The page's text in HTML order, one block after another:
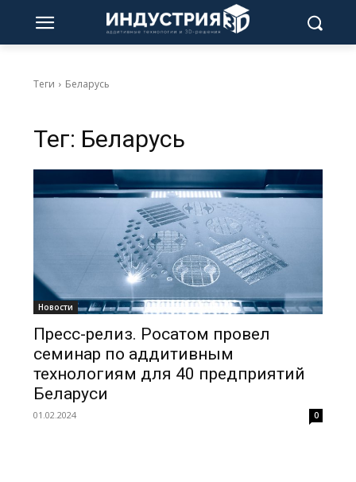
Теги Беларусь
Тег: Беларусь
Новости
Пресс-релиз. Росатом провел
семинар по аддитивным
технологиям для 40 предприятий
Беларуси
01.02.2024 0